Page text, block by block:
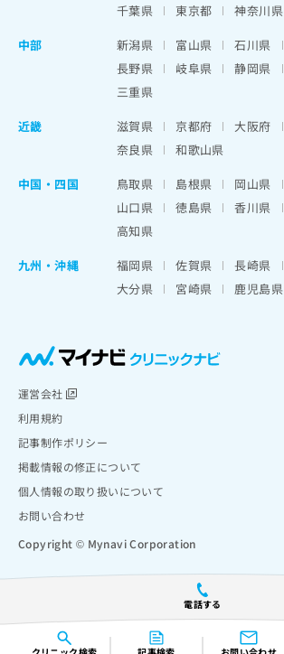
電話する
千葉県
東京都 神奈川県
中部
新潟県 富山県 石川県
長野県
岐阜県 静岡県
三重県
近畿
滋賀県 京都府 大阪府
奈良県
和歌山県
中国・四国
鳥取県 島根県 岡山県
山口県
徳島県 香川県
高知県
九州・沖縄
福岡県 佐賀県 長崎県
大分県
宮崎県 鹿児島県
運営会社
利用規約
記事制作ポリシー
掲載情報の修正について
個人情報の取り扱いについて
お問い合わせ
Copyright © Mynavi Corporation